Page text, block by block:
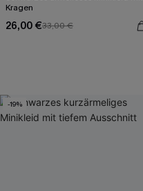
Kragen
26,00 €33,00 €
-19%